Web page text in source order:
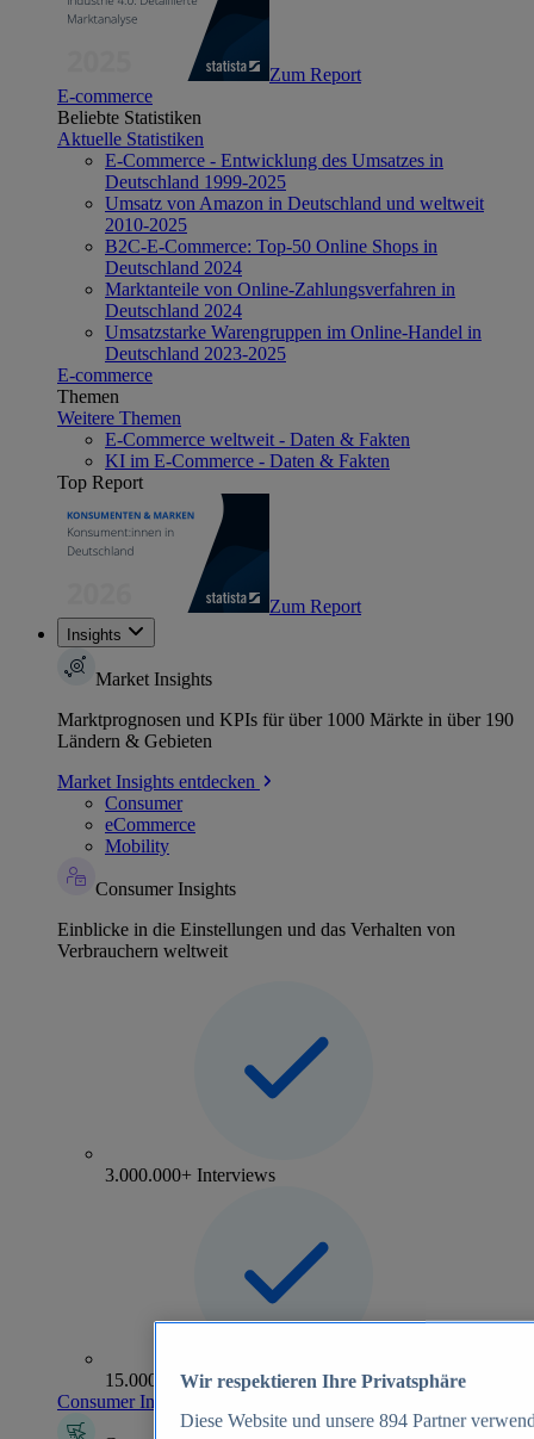
Zum Report
E-commerce
Beliebte Statistiken
Aktuelle Statistiken
E-Commerce - Entwicklung des Umsatzes in
Deutschland 1999-2025
Umsatz von Amazon in Deutschland und weltweit
2010-2025
B2C-E-Commerce: Top-50 Online Shops in
Deutschland 2024
Marktanteile von Online-Zahlungsverfahren in
Deutschland 2024
Umsatzstarke Warengruppen im Online-Handel in
Deutschland 2023-2025
E-commerce
Themen
Weitere Themen
E-Commerce weltweit - Daten & Fakten
KI im E-Commerce - Daten & Fakten
Top Report
Zum Report
Insights
Market Insights
Marktprognosen und KPIs für über 1000 Märkte in über 190
Ländern & Gebieten
Market Insights entdecken
Consumer
eCommerce
Mobility
Consumer Insights
Einblicke in die Einstellungen und das Verhalten von
Verbrauchern weltweit
3.000.000+ Interviews
15.000+ Marken
Consumer Insights entdecken
Wir respektieren Ihre Privatsphäre
Diese Website und unsere 894 Partner